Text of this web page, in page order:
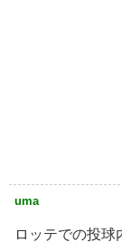
uma
ロッテでの投球